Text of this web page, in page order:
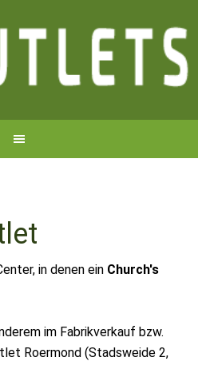
in denen ein Church's
im Fabrikverkauf bzw.
Roermond (Stadsweide 2,